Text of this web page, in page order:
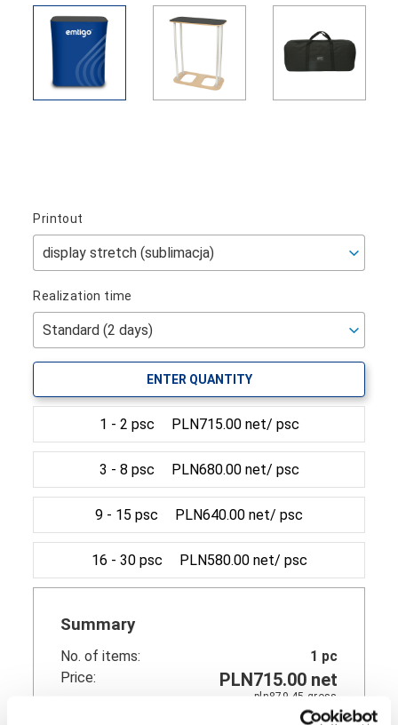
Printout
Realization time
ENTER QUANTITY
1 - 2 psc PLN715.00 net/ psc
3 - 8 psc PLN680.00 net/ psc
9 - 15 psc PLN640.00 net/ psc
16 - 30 psc PLN580.00 net/ psc
Summary
No. of items: 1 pc
Price:
PLN715.00net
pln879.45 gross